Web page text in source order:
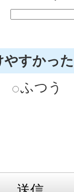
やすかっ
ふつう